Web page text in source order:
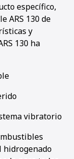
específico,
ARS 130 de
y
130 ha
vibratorio
hidrogenado